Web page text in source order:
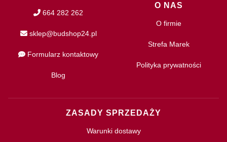
664 282 262
sklep@budshop24.pl
Formularz kontaktowy
Blog
O NAS
O firmie
Strefa Marek
Polityka prywatności
ZASADY SPRZEDAŻY
Warunki dostawy